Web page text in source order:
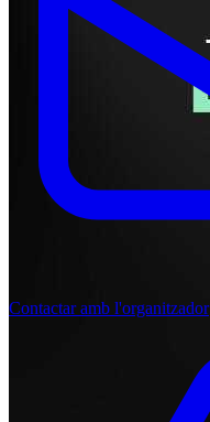
Contactar amb l'organitzador